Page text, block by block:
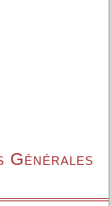
Générales